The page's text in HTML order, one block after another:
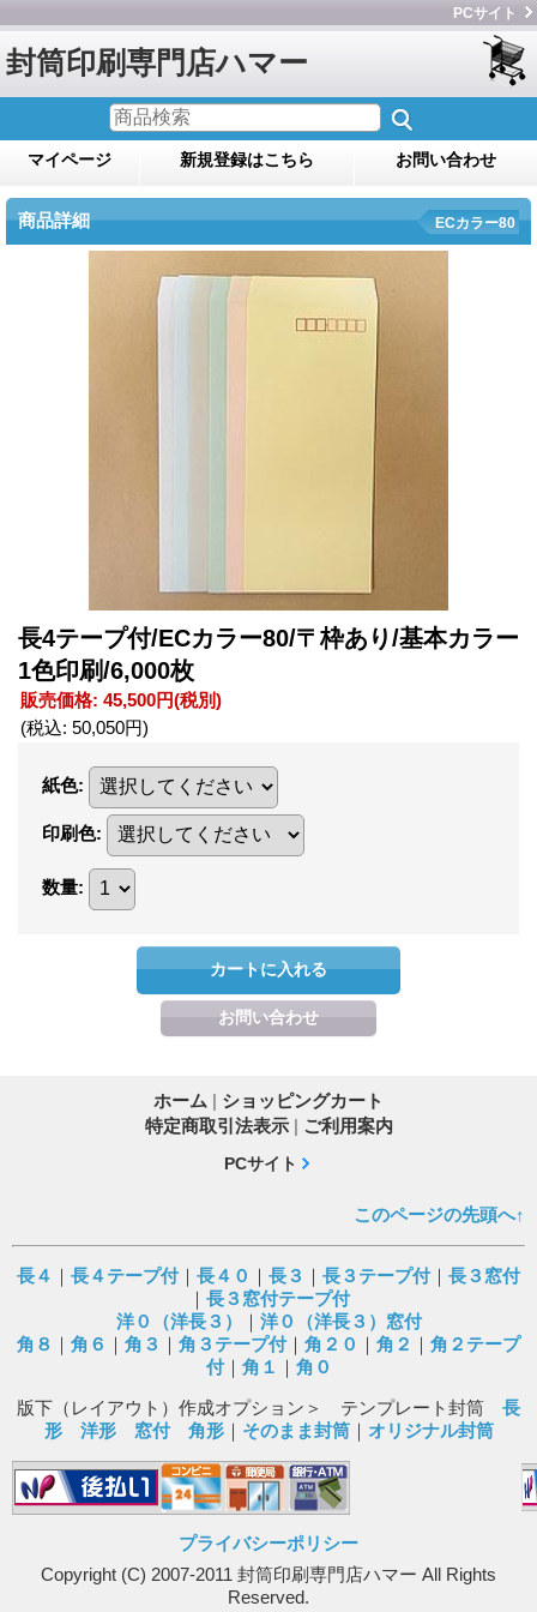
PCサイト
封筒印刷専門店ハマー
マイページ 新規登録はこちら お問い合わせ
商品詳細 ECカラー80
長4テープ付/ECカラー80/〒枠あり/基本カラー
1色印刷/6,000枚
販売価格: 45,500円(税別)
(税込: 50,050円)
紙色:
印刷色:
数量:
ホーム | ショッピングカート
特定商取引法表示 | ご利用案内
PCサイト
このページの先頭へ↑
長４ ｜ 長４テープ付｜ 長４０ ｜ 長３ ｜ 長３テープ付｜ 長３窓付
｜ 長３窓付テープ付
洋０（洋長３）
｜ 洋０（洋長３）窓付
角８ ｜ 角６ ｜ 角３ ｜ 角３テープ付｜ 角２０ ｜ 角２ ｜ 角２テープ
付｜ 角１ ｜ 角０
版下（レイアウト）作成オプション＞ テンプレート封筒 長
形
洋形 窓付 角形｜ そのまま封筒｜ オリジナル封筒
プライバシーポリシー
Copyright (C) 2007-2011 封筒印刷専門店ハマー All Rights
Reserved.